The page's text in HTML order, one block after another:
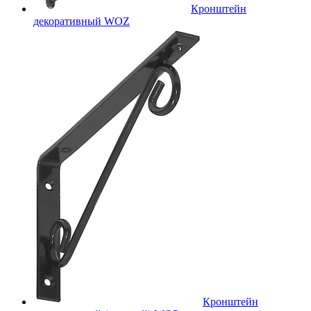
Кронштейн
декоративный WOZ
Кронштейн